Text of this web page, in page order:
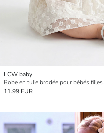
LCW baby
Robe en tulle brodée pour bébés filles.
11.99 EUR